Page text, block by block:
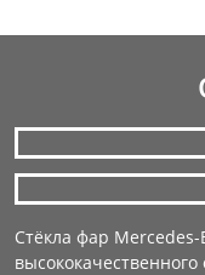
Стёкла фар Mercedes-